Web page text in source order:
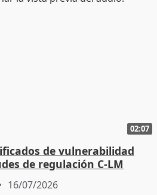
02:07
de vulnerabilidad
de regulación C-LM
16/07/2026